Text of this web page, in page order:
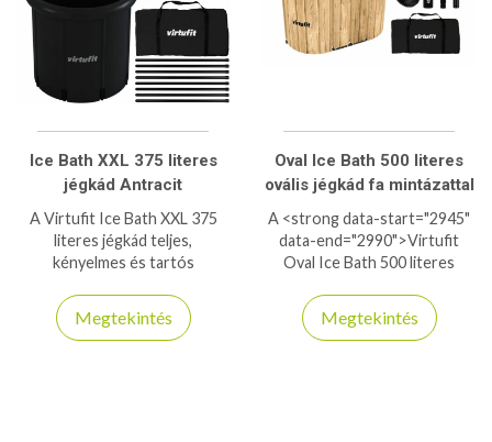
mellett élvezheted a
fürdőzést. Gyors, szerszám
nélküli összeszerelés, masszív
kialakítás és maximális
kényelem – minden adott a
kialakítás biztosítja a
gondtalan használatot. Ha
megbízható, hosszú
Ice Bath XXL 375 literes
jégkád Antracit
A Virtufit Ice Bath XXL 375
literes jégkád teljes,
kényelmes és tartós
Megtekintés
Oval Ice Bath 500 literes
ovális jégkád fa mintázattal
A <strong data-start="2945"
data-end="2990">Virtufit
Oval Ice Bath 500 literes
választás a gyors
regenerációhoz és a
Megtekintés